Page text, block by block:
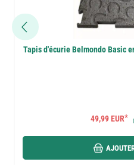
Tapis d'écurie Belmondo Basic
49,99 EUR* (